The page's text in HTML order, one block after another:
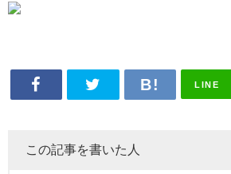
LINE
この記事を書いた人